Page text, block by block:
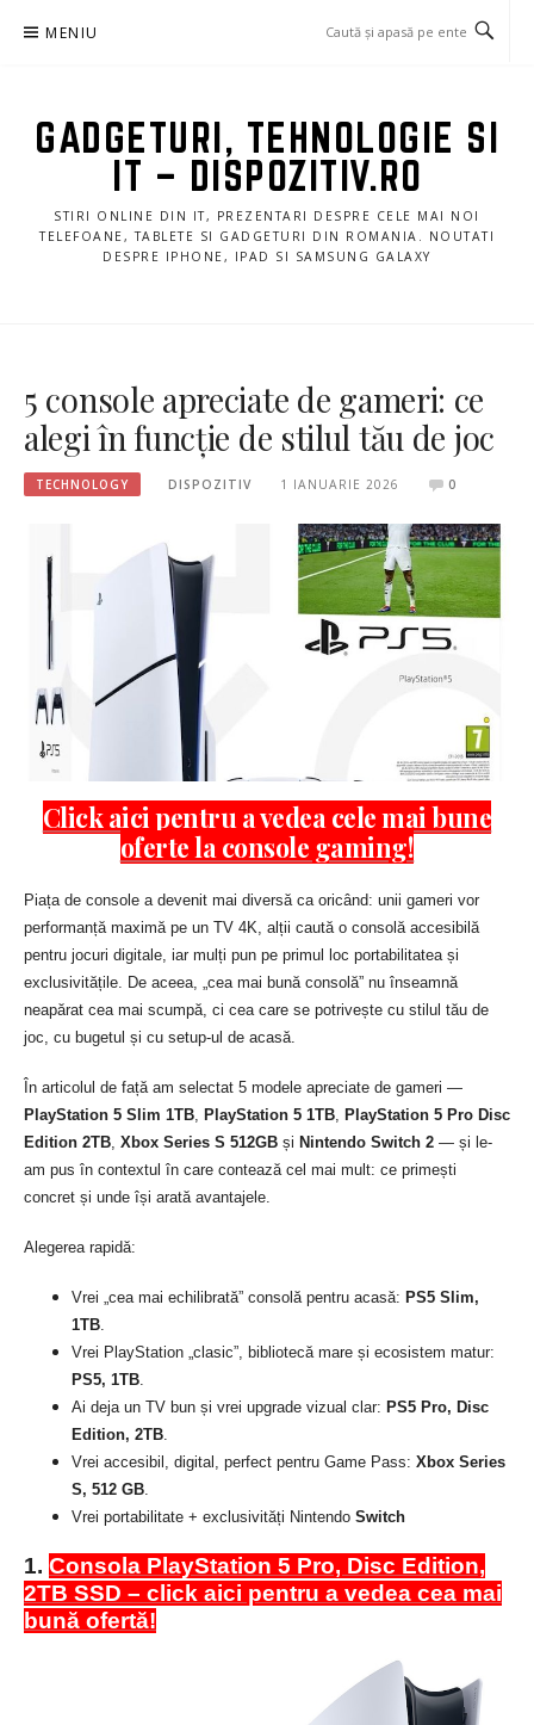
MENIU
GADGETURI, TEHNOLOGIE SI
IT – DISPOZITIV.RO
STIRI ONLINE DIN IT, PREZENTARI DESPRE CELE MAI NOI
TELEFOANE, TABLETE SI GADGETURI DIN ROMANIA. NOUTATI
DESPRE IPHONE, IPAD SI SAMSUNG GALAXY
5 console apreciate de gameri: ce
alegi în funcție de stilul tău de joc
TECHNOLOGY DISPOZITIV 1 IANUARIE 2026 0
Click aici pentru a vedea cele mai bune
oferte la console gaming!
Piața de console a devenit mai diversă ca oricând: unii gameri vor
performanță maximă pe un TV 4K, alții caută o consolă accesibilă
pentru jocuri digitale, iar mulți pun pe primul loc portabilitatea și
exclusivitățile. De aceea, „cea mai bună consolă” nu înseamnă
neapărat cea mai scumpă, ci cea care se potrivește cu stilul tău de
joc, cu bugetul și cu setup-ul de acasă.
În articolul de față am selectat 5 modele apreciate de gameri —
PlayStation 5 Slim 1TB, PlayStation 5 1TB, PlayStation 5 Pro Disc
Edition 2TB, Xbox Series S 512GB și Nintendo Switch 2 — și le-
am pus în contextul în care contează cel mai mult: ce primești
concret și unde își arată avantajele.
Alegerea rapidă:
Vrei „cea mai echilibrată” consolă pentru acasă: PS5 Slim,
1TB
Vrei PlayStation „clasic”, bibliotecă mare și ecosistem matur:
PS5, 1TB
Ai deja un TV bun și vrei upgrade vizual clar: PS5 Pro, Disc
Edition, 2TB
Vrei accesibil, digital, perfect pentru Game Pass: Xbox Series
S, 512 GB
Vrei portabilitate + exclusivități Nintendo Switch
1. Consola PlayStation 5 Pro, Disc Edition,
2TB SSD – click aici pentru a vedea cea mai
bună ofertă!